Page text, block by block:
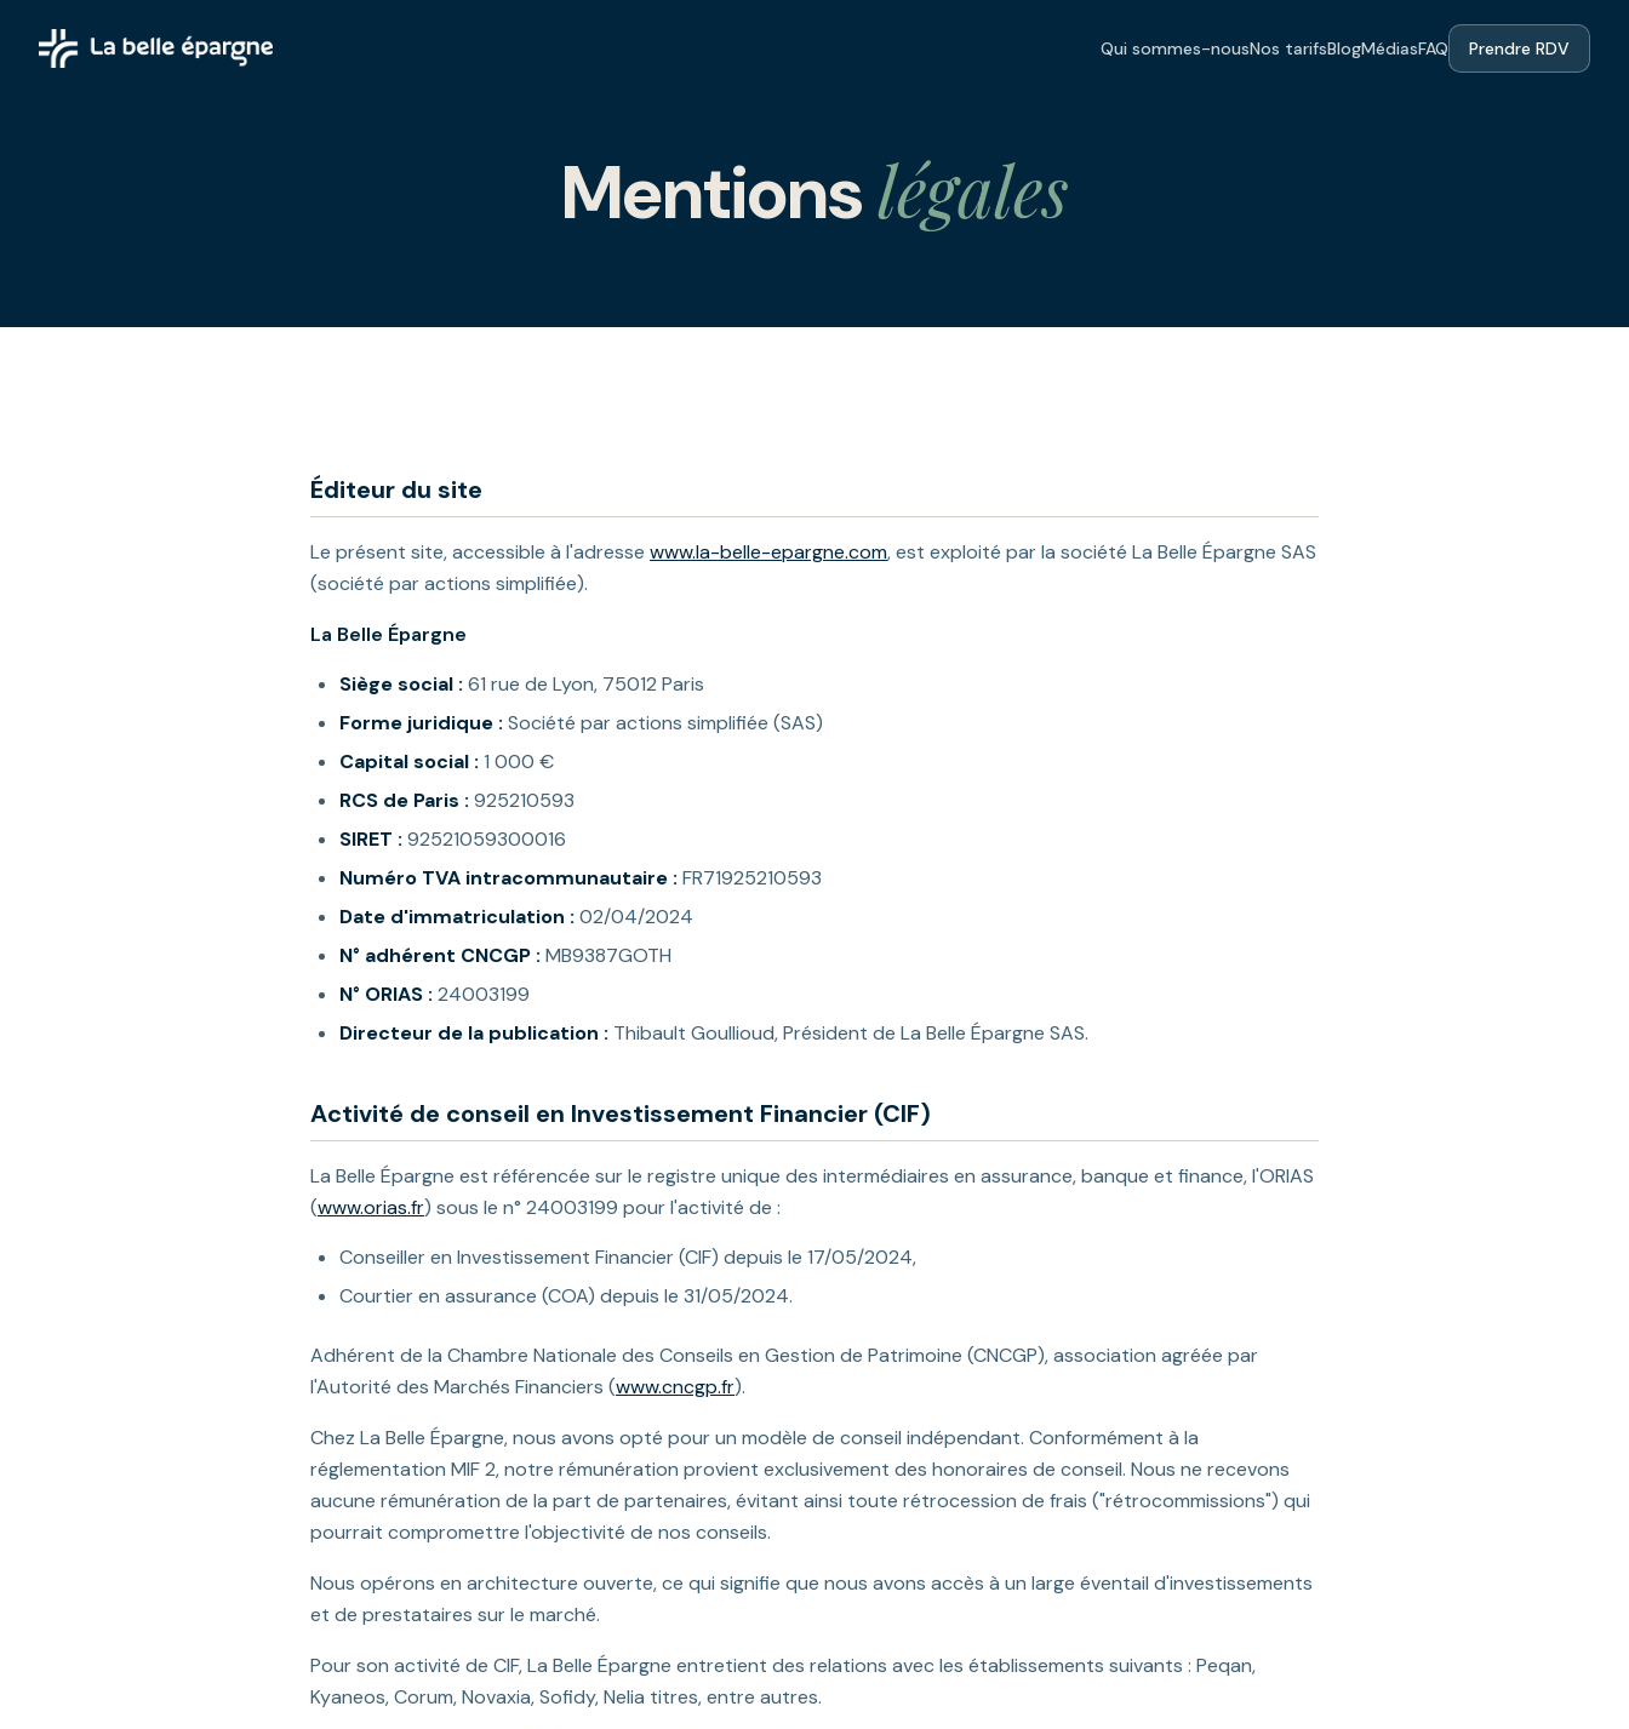
Qui sommes-nousNos tarifsBlogMédiasFAQ Prendre RDV
Mentionslégales
Éditeur du site
Le présent site, accessible à l'adresse www.la-belle-epargne.com, est exploité par la société La Belle Épargne SAS
(société par actions simplifiée).
La Belle Épargne
Siège social : 61 rue de Lyon, 75012 Paris
Forme juridique : Société par actions simplifiée (SAS)
Capital social : 1 000 €
RCS de Paris : 925210593
SIRET : 92521059300016
Numéro TVA intracommunautaire : FR71925210593
Date d'immatriculation : 02/04/2024
N° adhérent CNCGP : MB9387GOTH
N° ORIAS : 24003199
Directeur de la publication : Thibault Goullioud, Président de La Belle Épargne SAS.
Activité de conseil en Investissement Financier (CIF)
La Belle Épargne est référencée sur le registre unique des intermédiaires en assurance, banque et finance, l'ORIAS
(www.orias.fr) sous le n° 24003199 pour l'activité de :
Conseiller en Investissement Financier (CIF) depuis le 17/05/2024,
Courtier en assurance (COA) depuis le 31/05/2024.
Adhérent de la Chambre Nationale des Conseils en Gestion de Patrimoine (CNCGP), association agréée par
l'Autorité des Marchés Financiers (www.cncgp.fr).
Chez La Belle Épargne, nous avons opté pour un modèle de conseil indépendant. Conformément à la
réglementation MIF 2, notre rémunération provient exclusivement des honoraires de conseil. Nous ne recevons
aucune rémunération de la part de partenaires, évitant ainsi toute rétrocession de frais ("rétrocommissions") qui
pourrait compromettre l'objectivité de nos conseils.
Nous opérons en architecture ouverte, ce qui signifie que nous avons accès à un large éventail d'investissements
et de prestataires sur le marché.
Pour son activité de CIF, La Belle Épargne entretient des relations avec les établissements suivants : Peqan,
Kyaneos, Corum, Novaxia, Sofidy, Nelia titres, entre autres.